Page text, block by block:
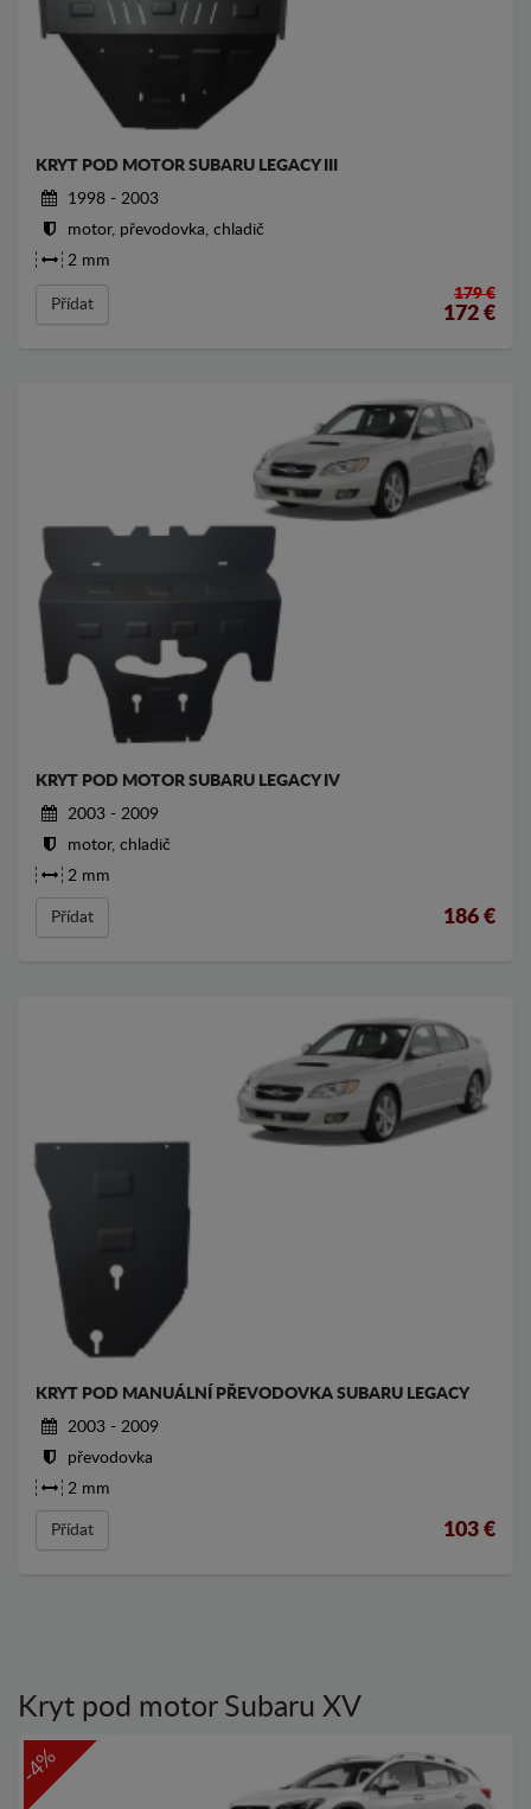
KRYT POD MOTOR SUBARU LEGACY III
1998 - 2003
motor, převodovka, chladič
2 mm
Přídat
179 €
172 €
KRYT POD MOTOR SUBARU LEGACY IV
2003 - 2009
motor, chladič
2 mm
Přídat 186 €
KRYT POD MANUÁLNÍ PŘEVODOVKA SUBARU LEGACY
2003 - 2009
převodovka
2 mm
Přídat 103 €
Kryt pod motor Subaru XV
-4%